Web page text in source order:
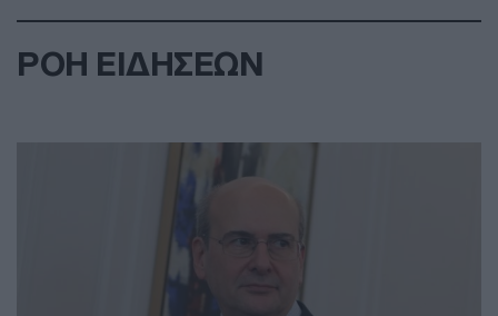
ΡΟΗ ΕΙΔΗΣΕΩΝ